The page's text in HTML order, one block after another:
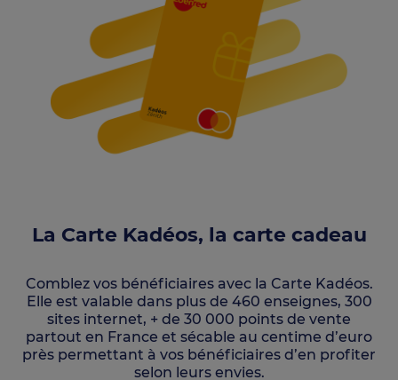
La Carte Kadéos, la carte cadeau
Comblez vos bénéficiaires avec la Carte Kadéos.
Elle est valable dans plus de 460 enseignes, 300
sites internet, + de 30 000 points de vente
partout en France et sécable au centime d’euro
près permettant à vos bénéficiaires d’en profiter
selon leurs envies.